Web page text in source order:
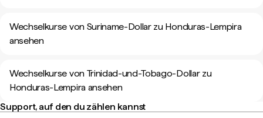
Wechselkurse von Suriname-Dollar zu Honduras-Lempira
ansehen
Wechselkurse von Trinidad-und-Tobago-Dollar zu
Honduras-Lempira ansehen
Support, auf den du zählen kannst